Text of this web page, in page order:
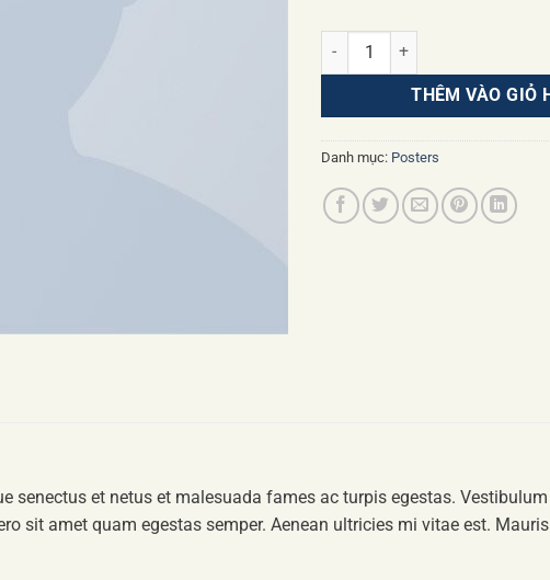
Woo Logo số lượng
THÊM VÀO GIỎ
Danh mục: Posters
senectus et netus et malesuada fames ac turpis egestas.
sit amet quam egestas semper. Aenean ultricies mi vitae est.